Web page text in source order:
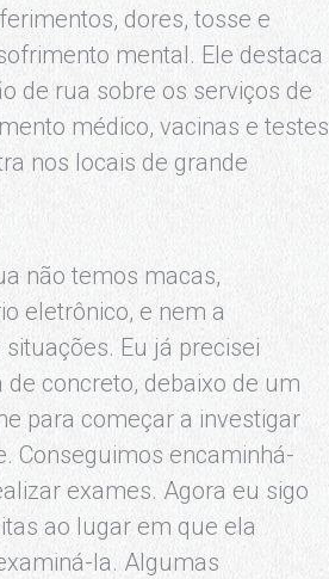
dores, tosse e
mental. Ele destaca
de rua sobre os serviços de
médico, vacinas e testes
nos locais de grande
não temos macas,
eletrônico, e nem a
Eu já precisei
concreto, debaixo de um
para começar a investigar
Conseguimos encaminhá-
exames. Agora eu sigo
ao lugar em que ela
la. Algumas